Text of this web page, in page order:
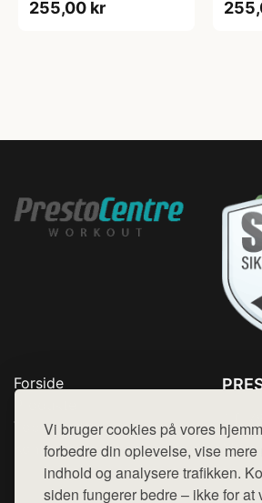
Vi bruger cookies på vores
forbedre din oplevelse, vise mere
indhold og analysere trafikken.
siden fungerer bedre – ikke for
255,00 kr
Forside
Top Rabatter
Kontakt
Mail: